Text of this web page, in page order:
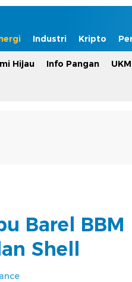
Industri Kripto
Hijau Info Pangan
Barel BBM
Shell